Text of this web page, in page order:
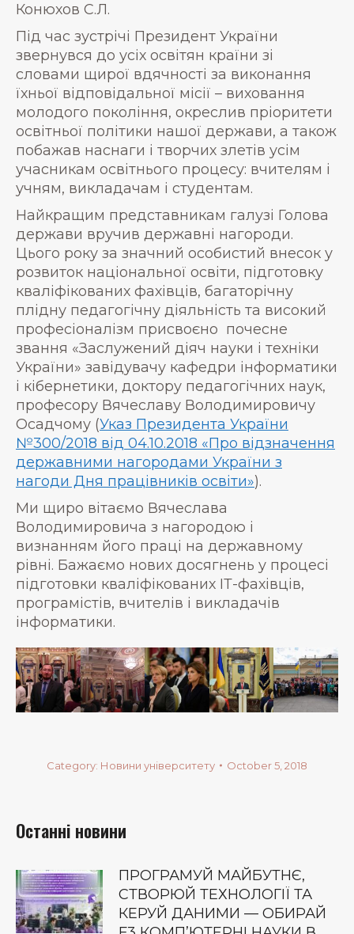
Конюхов С.Л.
Під час зустрічі Президент України
звернувся до усіх освітян країни зі
словами щирої вдячності за виконання
їхньої відповідальної місії – виховання
молодого покоління, окреслив пріоритети
освітньої політики нашої держави, а також
побажав наснаги і творчих злетів усім
учасникам освітнього процесу: вчителям і
учням, викладачам і студентам.
Найкращим представникам галузі Голова
держави вручив державні нагороди.
Цього року за значний особистий внесок у
розвиток національної освіти, підготовку
кваліфікованих фахівців, багаторічну
плідну педагогічну діяльність та високий
професіоналізм присвоєно почесне
звання «Заслужений діяч науки і техніки
України» завідувачу кафедри інформатики
і кібернетики, доктору педагогічних наук,
професору Вячеславу Володимировичу
Осадчому (Указ Президента України
№300/2018 від 04.10.2018 «Про відзначення
державними нагородами України з
нагоди Дня працівників освіти»).
Ми щиро вітаємо Вячеслава
Володимировича з нагородою і
визнанням його праці на державному
рівні. Бажаємо нових досягнень у процесі
підготовки кваліфікованих ІТ-фахівців,
програмістів, вчителів і викладачів
інформатики.
Category: Новини університету October 5, 2018
Останні новини
ПРОГРАМУЙ МАЙБУТНЄ,
СТВОРЮЙ ТЕХНОЛОГІЇ ТА
КЕРУЙ ДАНИМИ — ОБИРАЙ